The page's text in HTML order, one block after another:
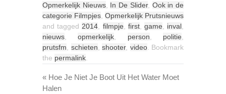
Opmerkelijk Nieuws, In De Slider, Ook in de
categorie Filmpjes Opmerkelijk Prutsnieuws
and tagged 2014 filmpje first, game inval
nieuws ,opmerkelijk person politie
prutsfm
schieten shooter, video. Bookmark
the permalink
« Hoe Je Niet Je Boot Uit Het Water Moet
Halen